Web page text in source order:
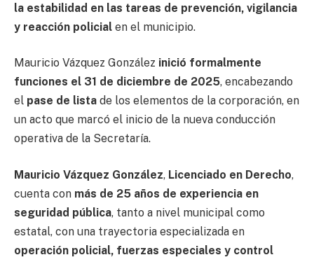
la estabilidad en las tareas de prevención, vigilancia
y reacción policial en el municipio.
Mauricio Vázquez González inició formalmente
funciones el 31 de diciembre de 2025, encabezando
el pase de lista de los elementos de la corporación, en
un acto que marcó el inicio de la nueva conducción
operativa de la Secretaría.
Mauricio Vázquez González, Licenciado en Derecho,
cuenta con más de 25 años de experiencia en
seguridad pública, tanto a nivel municipal como
estatal, con una trayectoria especializada en
operación policial, fuerzas especiales y control